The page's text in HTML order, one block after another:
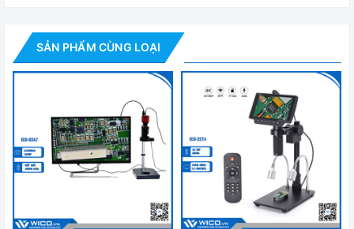
- Trường thị giác: 43mm-120mm
- 01 x kính hiển vi
- 01 x C-mount
- 01 x Đèn LED với nguồn điện
SẢN PHẨM CÙNG LOẠI